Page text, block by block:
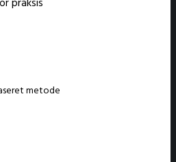
metode